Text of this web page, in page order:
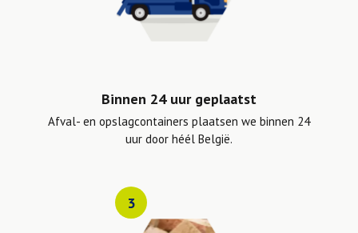
Binnen 24 uur geplaatst
Afval- en opslagcontainers plaatsen we binnen 24
uur door héél België.
3